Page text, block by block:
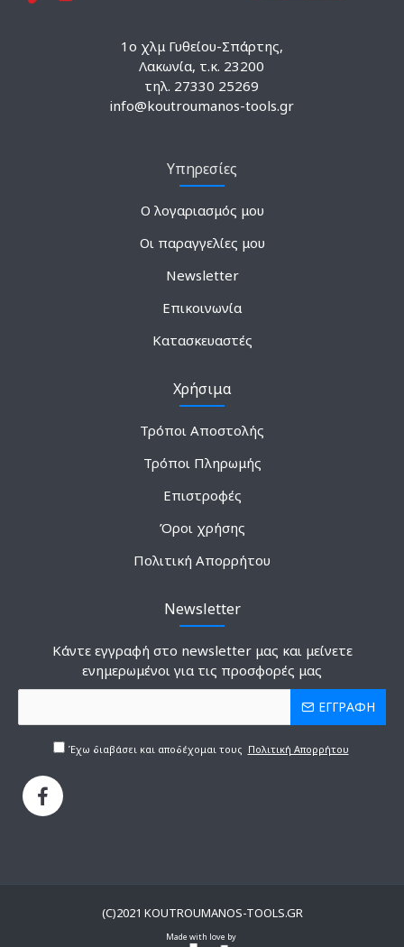
1ο χλμ Γυθείου-Σπάρτης,
Λακωνία, τ.κ. 23200
τηλ. 27330 25269
info@koutroumanos-tools.gr
Υπηρεσίες
Ο λογαριασμός μου
Οι παραγγελίες μου
Newsletter
Επικοινωνία
Κατασκευαστές
Χρήσιμα
Τρόποι Αποστολής
Τρόποι Πληρωμής
Επιστροφές
Όροι χρήσης
Πολιτική Απορρήτου
Newsletter
Κάντε εγγραφή στο newsletter μας και μείνετε
ενημερωμένοι για τις προσφορές μας
ΕΓΓΡΑΦΗ
Έχω διαβάσει και αποδέχομαι τους Πολιτική Απορρήτου
(C)2021 KOUTROUMANOS-TOOLS.GR
Made with love by